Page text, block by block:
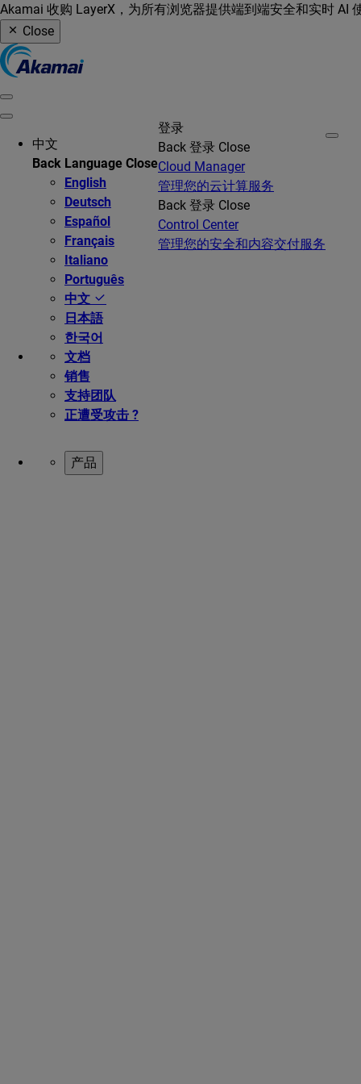
Akamai 收购 LayerX，为所有浏览器提供端到端安全和实时 AI
Close
中文
Back Language Close
English
Deutsch
Español
Français
Italiano
Português
中文
日本語
한국어
文档
销售
支持团队
正遭受攻击 ?
登录
Back 登录 Close
Cloud Manager
管理您的云计算服务
Back 登录 Close
Control Center
管理您的安全和内容交付服务
产品